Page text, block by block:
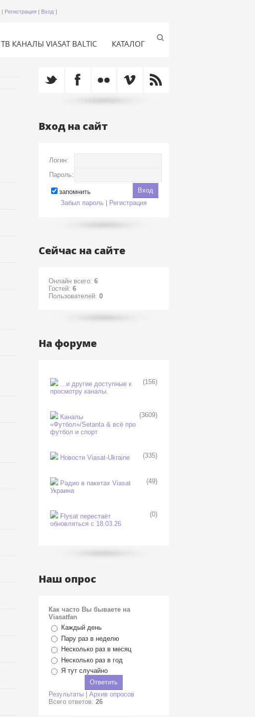
| Регистрация | Вход |
ТВ КАНАЛЫ VIASAT BALTIC КАТАЛОГ
Вход на сайт
Логин:
Пароль:
запомнить
Забыл пароль
Регистрация
Сейчас на сайте
Онлайн всего: 6
Гостей: 6
Пользователей: 0
На форуме
...и другие доступные к
просмотру каналы.
(156)
Каналы
«Футбол»/Setanta & всё про
футбол и спорт
(3609)
Новости Viasat-Ukraine (335)
Радио в пакетах Viasat
Украина
(49)
Flysat перестаёт
обновляться с 18.03.26
(0)
Наш опрос
Как часто Вы бываете на
Viasatfan
Каждый день
Пару раз в неделю
Несколько раз в месяц
Несколько раз в год
Я тут случайно
Результаты
Архив опросов
Всего ответов: 26